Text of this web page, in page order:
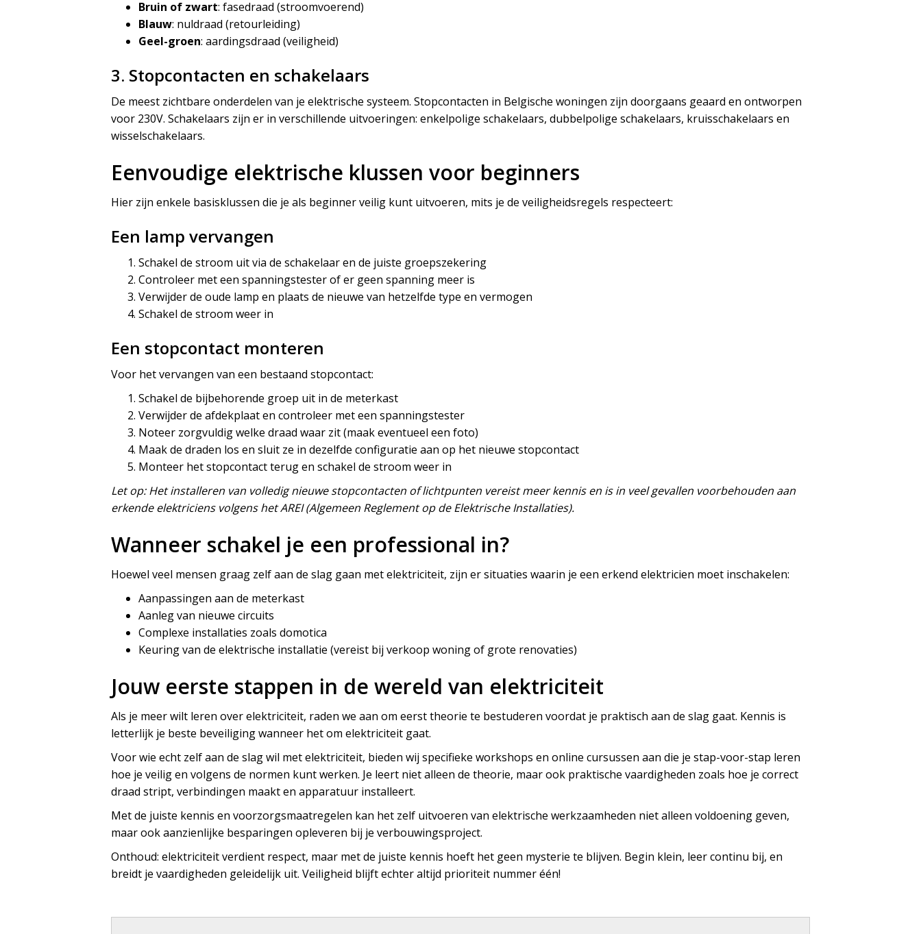
Bruin of zwart: fasedraad (stroomvoerend)
Blauw: nuldraad (retourleiding)
Geel-groen: aardingsdraad (veiligheid)
3. Stopcontacten en schakelaars
De meest zichtbare onderdelen van je elektrische systeem. Stopcontacten in Belgische woningen zijn doorgaans geaard en ontworpen
voor 230V. Schakelaars zijn er in verschillende uitvoeringen: enkelpolige schakelaars, dubbelpolige schakelaars, kruisschakelaars en
wisselschakelaars.
Eenvoudige elektrische klussen voor beginners
Hier zijn enkele basisklussen die je als beginner veilig kunt uitvoeren, mits je de veiligheidsregels respecteert:
Een lamp vervangen
Schakel de stroom uit via de schakelaar en de juiste groepszekering
Controleer met een spanningstester of er geen spanning meer is
Verwijder de oude lamp en plaats de nieuwe van hetzelfde type en vermogen
Schakel de stroom weer in
Een stopcontact monteren
Voor het vervangen van een bestaand stopcontact:
Schakel de bijbehorende groep uit in de meterkast
Verwijder de afdekplaat en controleer met een spanningstester
Noteer zorgvuldig welke draad waar zit (maak eventueel een foto)
Maak de draden los en sluit ze in dezelfde configuratie aan op het nieuwe stopcontact
Monteer het stopcontact terug en schakel de stroom weer in
Let op: Het installeren van volledig nieuwe stopcontacten of lichtpunten vereist meer kennis en is in veel gevallen voorbehouden aan
erkende elektriciens volgens het AREI (Algemeen Reglement op de Elektrische Installaties).
Wanneer schakel je een professional in?
Hoewel veel mensen graag zelf aan de slag gaan met elektriciteit, zijn er situaties waarin je een erkend elektricien moet inschakelen:
Aanpassingen aan de meterkast
Aanleg van nieuwe circuits
Complexe installaties zoals domotica
Keuring van de elektrische installatie (vereist bij verkoop woning of grote renovaties)
Jouw eerste stappen in de wereld van elektriciteit
Als je meer wilt leren over elektriciteit, raden we aan om eerst theorie te bestuderen voordat je praktisch aan de slag gaat. Kennis is
letterlijk je beste beveiliging wanneer het om elektriciteit gaat.
Voor wie echt zelf aan de slag wil met elektriciteit, bieden wij specifieke workshops en online cursussen aan die je stap-voor-stap leren
hoe je veilig en volgens de normen kunt werken. Je leert niet alleen de theorie, maar ook praktische vaardigheden zoals hoe je correct
draad stript, verbindingen maakt en apparatuur installeert.
Met de juiste kennis en voorzorgsmaatregelen kan het zelf uitvoeren van elektrische werkzaamheden niet alleen voldoening geven,
maar ook aanzienlijke besparingen opleveren bij je verbouwingsproject.
Onthoud: elektriciteit verdient respect, maar met de juiste kennis hoeft het geen mysterie te blijven. Begin klein, leer continu bij, en
breidt je vaardigheden geleidelijk uit. Veiligheid blijft echter altijd prioriteit nummer één!